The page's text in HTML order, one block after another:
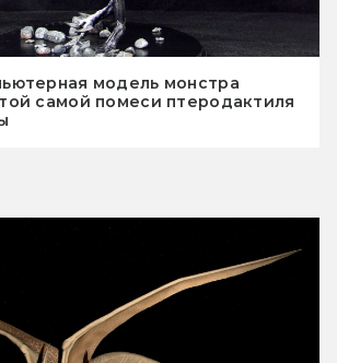
модель монстра
самой помеси птеродактиля